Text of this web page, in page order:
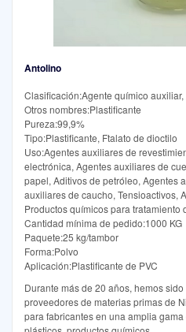
Antolino
Clasificación:Agente químico
Otros nombres:Plastificante
Pureza:99,9%
Tipo:Plastificante, Ftalato de dioctilo
Uso:Agentes auxiliares de
electrónica, Agentes auxiliares de
papel, Aditivos de petróleo, Agentes
auxiliares de caucho, Tensioactivos,
Productos químicos para tratamiento
Cantidad mínima de pedido:1000 KG
Paquete:25 kg/tambor
Forma:Polvo
Aplicación:Plastificante de PVC
Durante más de 20 años, hemos
proveedores de materias primas de
para fabricantes en una amplia